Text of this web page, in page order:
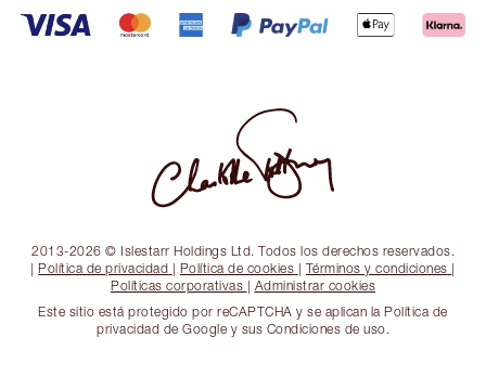
2013-2026 © Islestarr Holdings Ltd. Todos los derechos reservados.
| Política de privacidad | Política de cookies | Términos y condiciones |
Políticas corporativas | Administrar cookies
Este sitio está protegido por reCAPTCHA y se aplican la Política de
privacidad de Google y sus Condiciones de uso.